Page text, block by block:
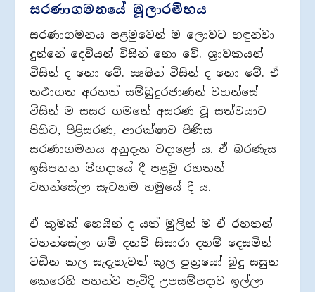
සරණාගමනයේ මූලාරම්භය
සරණාගමනය පළමුවෙන් ම ලොවට හඳුන්වා
දුන්නේ දෙවියන් විසින් නො වේ. ශ්‍රාවකයන්
විසින් ද නො වේ. ඍෂීන් විසින් ද නො වේ. ඒ
තථාගත අරහත් සම්බුදුරජාණන් වහන්සේ
විසින් ම සසර ගමනේ අසරණ වූ සත්වයාට
පිහිට, පිළිසරණ, ආරක්ෂාව පිණිස
සරණාගමනය අනුදැන වදාළෝ ය. ඒ බරණැස
ඉසිපතන මිගදායේ දී පළමු රහතන්
වහන්සේලා සැටනම හමුයේ දී ය.
ඒ කුමක් හෙයින් ද යත් මුලින් ම ඒ රහතන්
වහන්සේලා ගම් දනව් සිසාරා දහම් දෙසමින්
වඩින කල සැදැහැවත් කුල පුත්‍රයෝ බුදු සසුන
කෙරෙහි පහන්ව පැවිදි උපසම්පදාව ඉල්ලා